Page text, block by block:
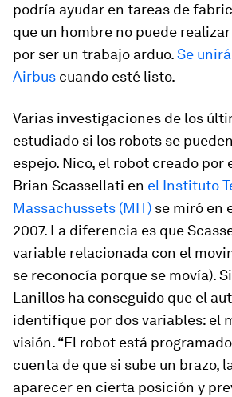
podría ayudar en tareas de
que un hombre no puede
por ser un trabajo arduo.Se
Airbus cuando esté listo.
Varias investigaciones de los
estudiado si los robots se
espejo. Nico, el robot creado por
Brian Scassellati en el Instituto
Massachussets (MIT) se miró en
2007. La diferencia es que
variable relacionada con el
se reconocía porque se movía).
Lanillos ha conseguido que el
identifique por dos variables: el
visión. “El robot está
cuenta de que si sube un brazo,
aparecer en cierta posición y